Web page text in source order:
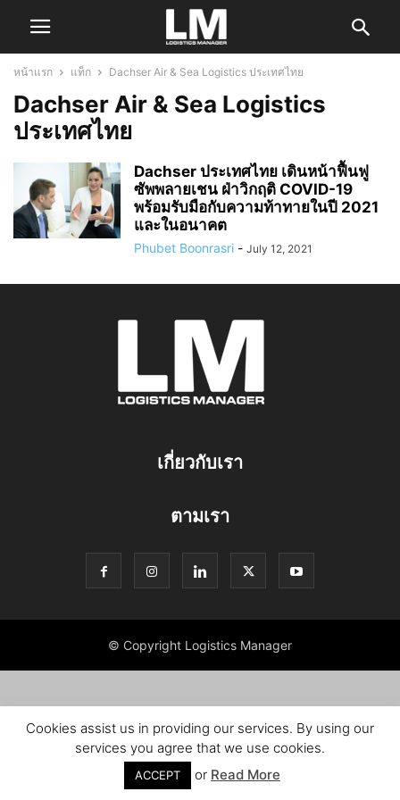
หน้าแรก แท็ก Dachser Air & Sea Logistics ประเทศไทย
Dachser Air & Sea Logistics
ประเทศไทย
Dachser ประเทศไทย เดินหน้าฟื้นฟู
ซัพพลายเชน ฝ่าวิกฤติ COVID-19
พร้อมรับมือกับความท้าทายในปี 2021
และในอนาคต
Phubet Boonrasri - July 12, 2021
เกี่ยวกับเรา
ตามเรา
© Copyright Logistics Manager
Cookies assist us in providing our services. By using our
services you agree that we use cookies.
ACCEPT or Read More